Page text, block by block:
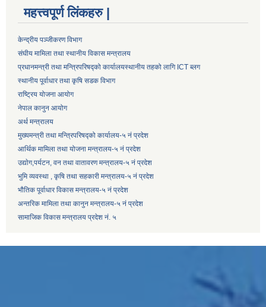
महत्त्वपूर्ण लिंकहरु |
केन्द्रीय पञ्जीकरण विभाग
संघीय मामिला तथा स्थानीय विकास मन्त्रालय
प्रधानमन्त्री तथा मन्त्रिपरिषद्को कार्यालयस्थानीय तहको लागि ICT ब्लग
स्थानीय पूर्वाधार तथा कृषि सडक विभाग
राष्ट्रिय योजना आयोग
नेपाल कानुन आयोग
अर्थ मन्त्रालय
मुख्यमन्त्री तथा मन्त्रिपरिषद्को कार्यालय-५ नं प्रदेश
आर्थिक मामिला तथा योजना मन्त्रालय-५ नं प्रदेश
उद्याेग,पर्यटन, वन तथा वातावरण मन्त्रालय-५ नं प्रदेश
भुमि व्यवस्था , कृषि तथा सहकारी मन्त्रालय-५ नं प्रदेश
भौतिक पूर्वाधार विकास मन्त्रालय-५ नं प्रदेश
अन्तरिक मामिला तथा कानुन मन्त्रालय-५ नं प्रदेश
सामाजिक विकास मन्त्रालय प्रदेश नं. ५